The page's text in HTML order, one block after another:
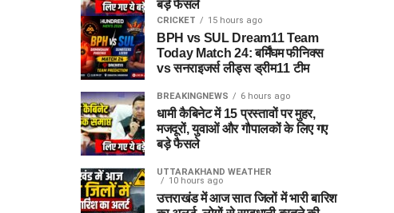
बड़े फैसले
CRICKET 15 hours ago
BPH vs SUL Dream11 Team
Today Match 24: बर्मिंघम फीनिक्स
vs सनराइजर्स लीड्स ड्रीम11 टीम
BREAKINGNEWS 6 hours ago
धामी कैबिनेट में 15 प्रस्तावों पर मुहर,
मजदूरों, युवाओं और गौपालकों के लिए गए
बड़े फैसले
UTTARAKHAND WEATHER
10 hours ago
उत्तराखंड में आज सात जिलों में भारी बारिश